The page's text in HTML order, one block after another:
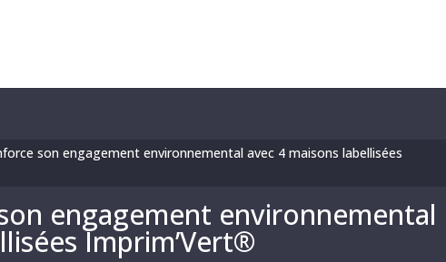
son engagement environnemental avec 4 maisons labellisées
engagement environnemental
Imprim’Vert®